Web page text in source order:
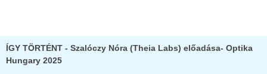
ÍGY TÖRTÉNT - Szalóczy Nóra (Theia Labs) előadása- Optika
Hungary 2025